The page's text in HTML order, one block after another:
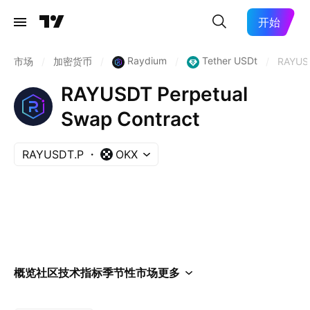
开始
市场 加密货币 Raydium Tether USDt
RAYUSDT Perpetual
Swap Contract
RAYUSDT.P OKX
概览社区技术指标季节性市场更多